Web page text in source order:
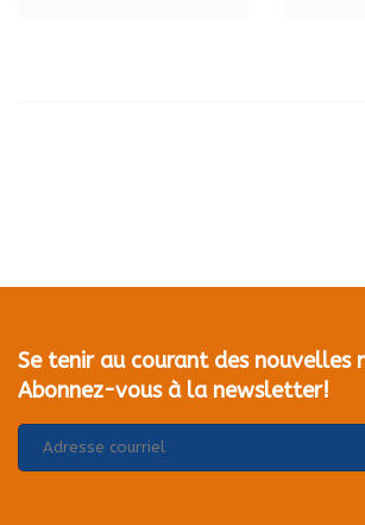
Se tenir au courant des nouvelles
Abonnez-vous à la newsletter!